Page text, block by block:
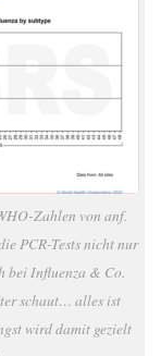
Zahlen von anf.
PCR-Tests nicht nur
bei Influenza & Co.
schaut… alles ist
wird damit gezielt